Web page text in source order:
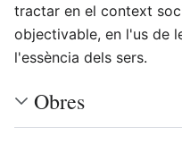
tractar en el context
objectivable, en l'us de
l'essència dels sers.
Obres